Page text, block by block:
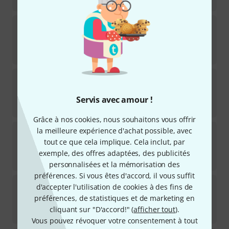
Servis avec amour !
Grâce à nos cookies, nous souhaitons vous offrir
la meilleure expérience d'achat possible, avec
tout ce que cela implique. Cela inclut, par
exemple, des offres adaptées, des publicités
personnalisées et la mémorisation des
préférences. Si vous êtes d'accord, il vous suffit
d'accepter l'utilisation de cookies à des fins de
préférences, de statistiques et de marketing en
cliquant sur "D'accord!" (afficher tout).
Vous pouvez révoquer votre consentement à tout
B7G Vibrato Kit
19
Disponible sous 2–3 semaines
DuesenbergDiamond Deluxe Tremola Long N
Disponible immédiatement
VibramateV7 for Carved Tops G
2
Disponible immédiatement
127€
Duesenberg Diamond Deluxe Tremola Long AL
Disponible immédiatement
149 €